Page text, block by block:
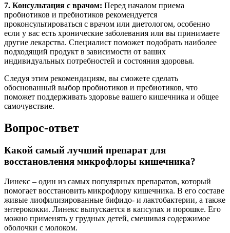
7. Консультация с врачом: Перед началом приема
пробиотиков и пребиотиков рекомендуется
проконсультироваться с врачом или диетологом, особенно
если у вас есть хронические заболевания или вы принимаете
другие лекарства. Специалист поможет подобрать наиболее
подходящий продукт в зависимости от ваших
индивидуальных потребностей и состояния здоровья.
Следуя этим рекомендациям, вы сможете сделать
обоснованный выбор пробиотиков и пребиотиков, что
поможет поддерживать здоровье вашего кишечника и общее
самочувствие.
Вопрос-ответ
Какой самый лучший препарат для
восстановления микрофлоры кишечника?
Линекс – один из самых популярных препаратов, который
помогает восстановить микрофлору кишечника. В его составе
живые лиофилизированные бифидо- и лактобактерии, а также
энтерококки. Линекс выпускается в капсулах и порошке. Его
можно применять у грудных детей, смешивая содержимое
оболочки с молоком.